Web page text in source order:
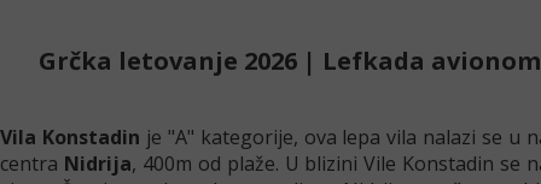
Grčka letovanje 2026 | Lefkada
Vila Konstadin je "A" kategorije, ova lepa vila nalazi se u
centra Nidrija, 400m od plaže. U blizini Vile Konstadin